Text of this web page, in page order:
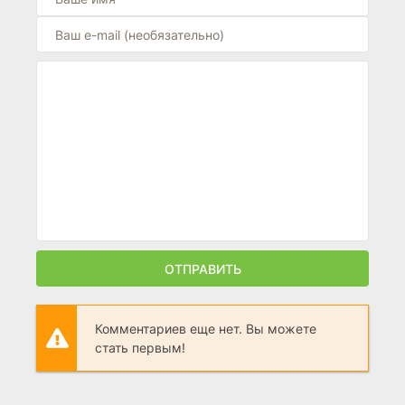
ОТПРАВИТЬ
Комментариев еще нет. Вы можете
стать первым!